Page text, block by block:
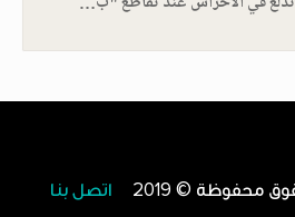
محفوظة © 2019 اتصل بنا